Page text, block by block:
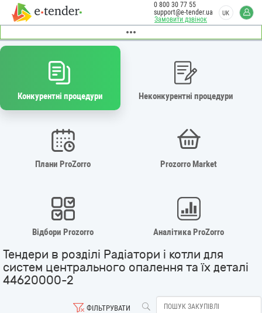
Замовити дзвінок
0 800 30 77 55
support@e-tender.ua
UK
Конкурентні процедури Неконкурентні процедури
Плани ProZorro Prozorro Market
Відбори Prozorro Аналітика ProZorro
Тендери в розділі Радіатори і котли для
систем центрального опалення та їх деталі
44620000-2
ФІЛЬТРУВАТИ